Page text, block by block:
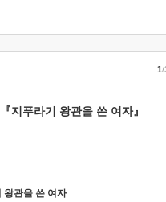
지푸라기 왕관을 쓴 여자』
왕관을 쓴 여자
1/